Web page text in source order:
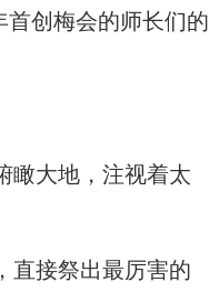
创梅会的师长们的
瞰大地，注视着太
直接祭出最厉害的